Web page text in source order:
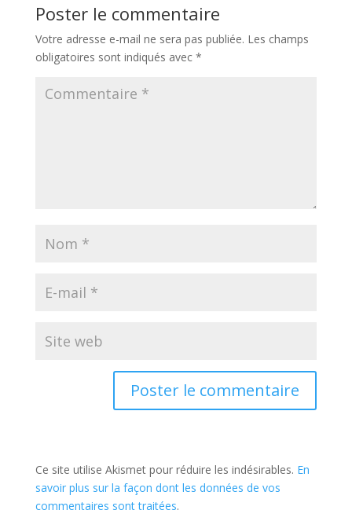
Poster le commentaire
Votre adresse e-mail ne sera pas publiée. Les champs
obligatoires sont indiqués avec *
Ce site utilise Akismet pour réduire les indésirables. En
savoir plus sur la façon dont les données de vos
commentaires sont traitées.